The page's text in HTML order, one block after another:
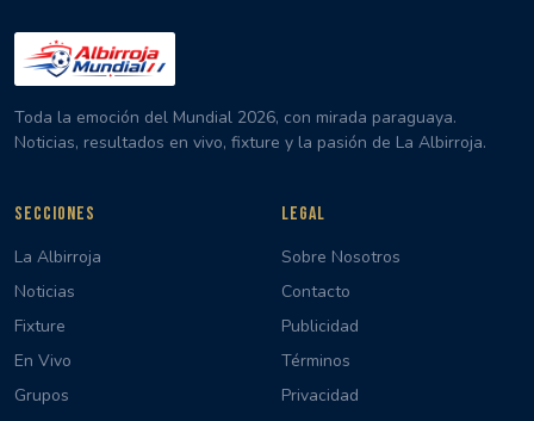
Toda la emoción del Mundial 2026, con mirada paraguaya.
Noticias, resultados en vivo, fixture y la pasión de La Albirroja.
SECCIONES
La Albirroja
Noticias
Fixture
En Vivo
Grupos
LEGAL
Sobre Nosotros
Contacto
Publicidad
Términos
Privacidad